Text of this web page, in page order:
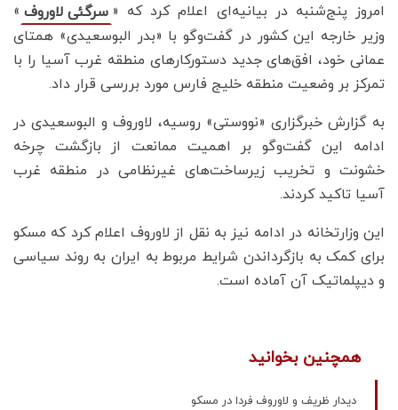
امروز پنج‌شنبه در بیانیه‌ای اعلام کرد که « سرگئی لاوروف »
وزیر خارجه این کشور در گفت‌وگو با «بدر البوسعیدی» همتای
عمانی خود، افق‌های جدید دستورکارهای منطقه غرب آسیا را با
تمرکز بر وضعیت منطقه خلیج فارس مورد بررسی قرار داد.
به گزارش خبرگزاری «نووستی» روسیه، لاوروف و البوسعیدی در
ادامه این گفت‌وگو بر اهمیت ممانعت از بازگشت چرخه
خشونت و تخریب زیرساخت‌های غیرنظامی در منطقه غرب
آسیا تاکید کردند.
این وزارتخانه در ادامه نیز به نقل از لاوروف اعلام کرد که مسکو
برای کمک به بازگرداندن شرایط مربوط به ایران به روند سیاسی
و دیپلماتیک آن آماده است.
همچنین بخوانید
دیدار ظریف و لاوروف فردا در مسکو